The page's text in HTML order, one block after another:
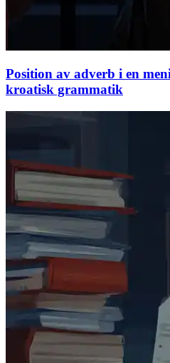
Position av adverb i en
kroatisk grammatik